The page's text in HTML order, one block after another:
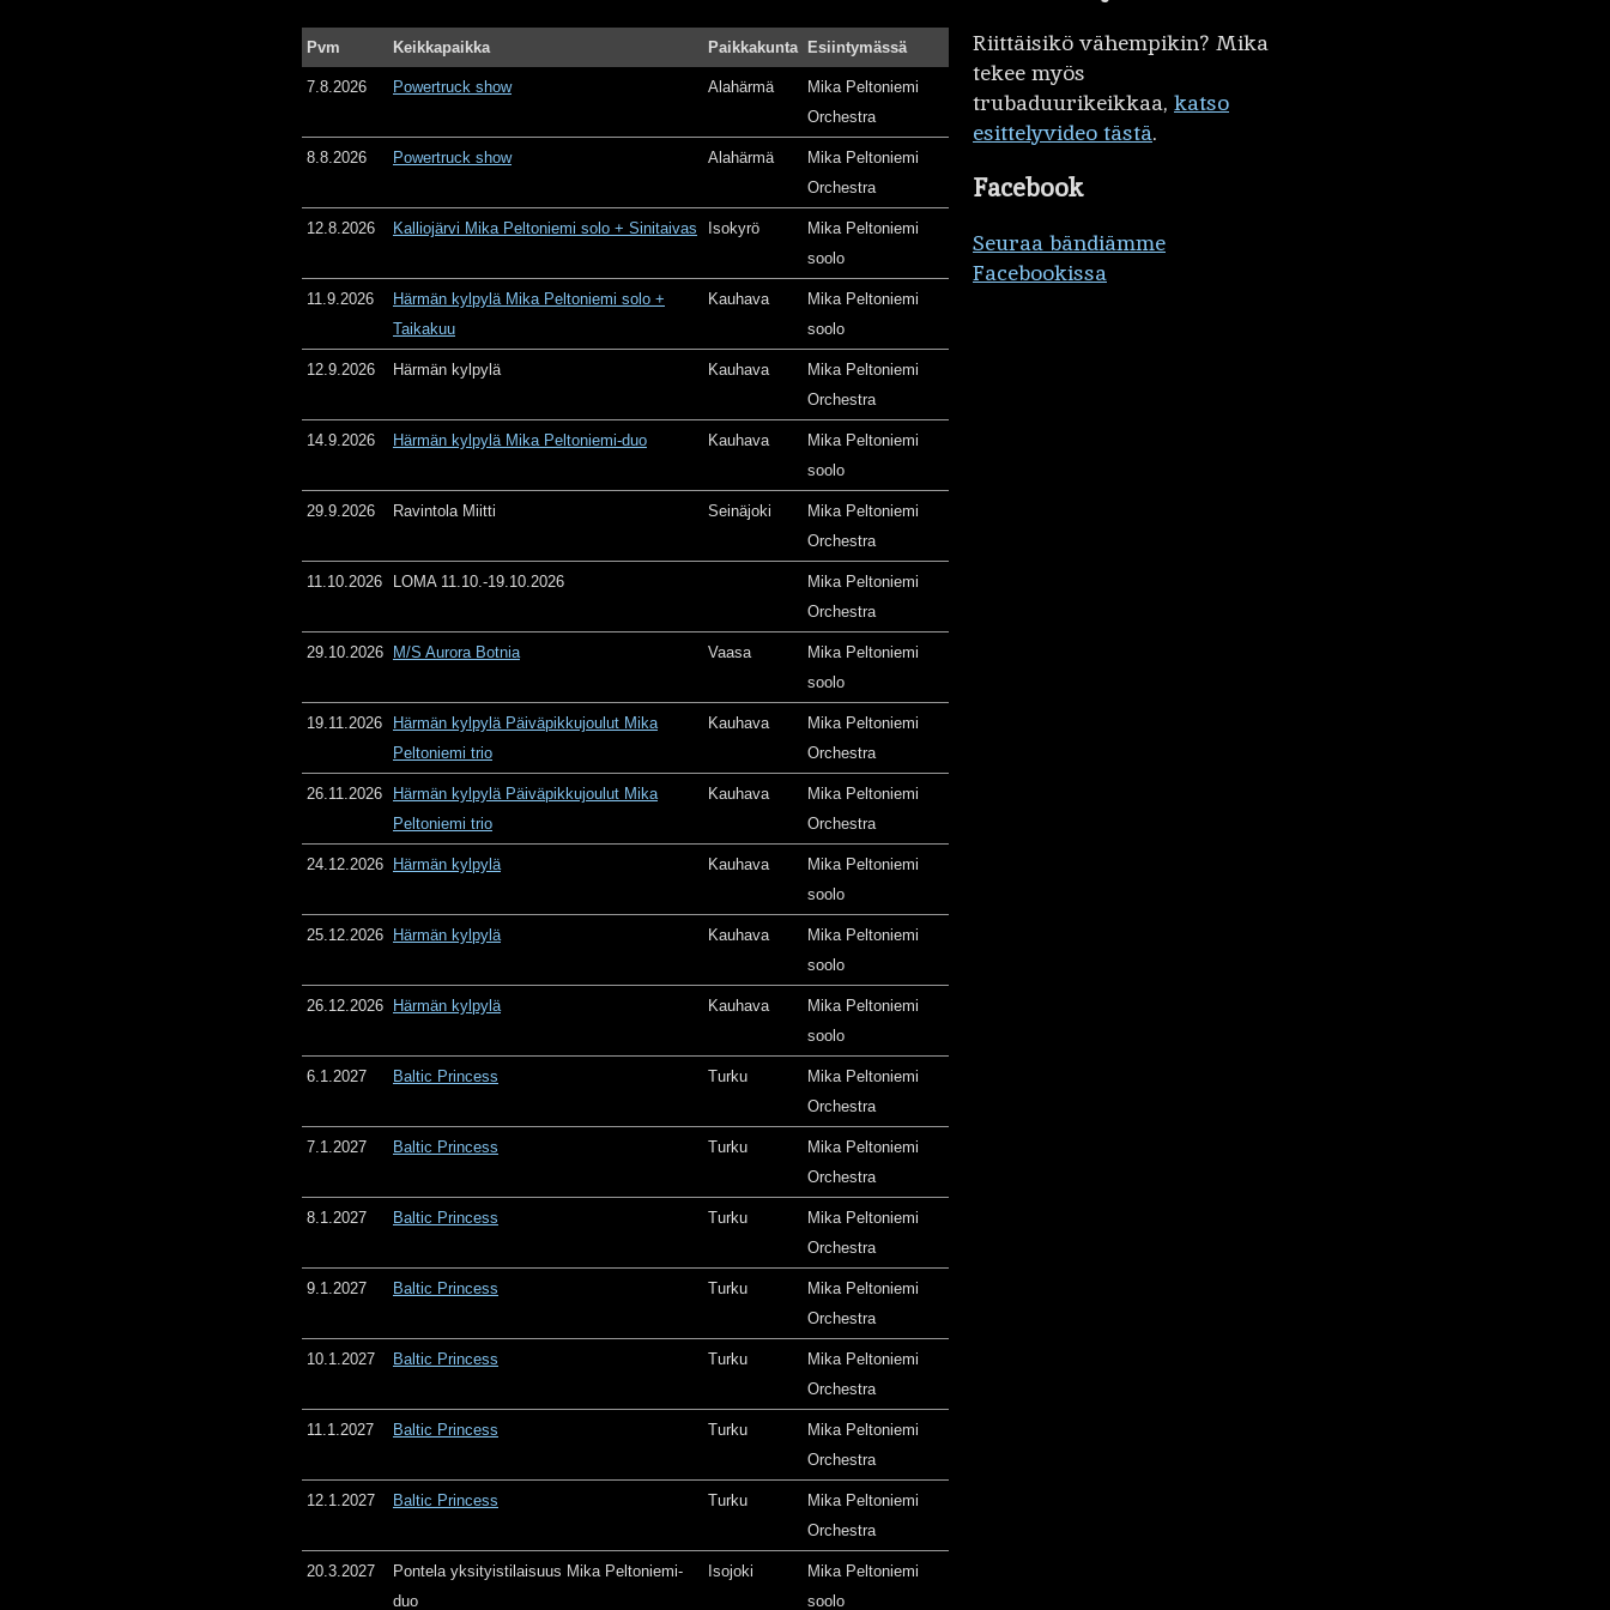
Pvm Keikkapaikka Paikkakunta Esiintymässä
7.8.2026 Powertruck show Alahärmä
Mika Peltoniemi
Orchestra
8.8.2026 Powertruck show Alahärmä
Mika Peltoniemi
Orchestra
12.8.2026 Kalliojärvi Mika Peltoniemi solo + Sinitaivas Isokyrö
Mika Peltoniemi
soolo
11.9.2026
Härmän kylpylä Mika Peltoniemi solo +
Taikakuu
Kauhava
Mika Peltoniemi
soolo
12.9.2026 Härmän kylpylä Kauhava
Mika Peltoniemi
Orchestra
14.9.2026 Härmän kylpylä Mika Peltoniemi-duo Kauhava
Mika Peltoniemi
soolo
29.9.2026 Ravintola Miitti Seinäjoki
Mika Peltoniemi
Orchestra
11.10.2026 LOMA 11.10.-19.10.2026
Mika Peltoniemi
Orchestra
29.10.2026 M/S Aurora Botnia Vaasa
Mika Peltoniemi
soolo
19.11.2026
Härmän kylpylä Päiväpikkujoulut Mika
Peltoniemi trio
Kauhava
Mika Peltoniemi
Orchestra
26.11.2026
Härmän kylpylä Päiväpikkujoulut Mika
Peltoniemi trio
Kauhava
Mika Peltoniemi
Orchestra
24.12.2026 Härmän kylpylä Kauhava
Mika Peltoniemi
soolo
25.12.2026 Härmän kylpylä Kauhava
Mika Peltoniemi
soolo
26.12.2026 Härmän kylpylä Kauhava
Mika Peltoniemi
soolo
6.1.2027 Baltic Princess Turku
Mika Peltoniemi
Orchestra
7.1.2027 Baltic Princess Turku
Mika Peltoniemi
Orchestra
8.1.2027 Baltic Princess Turku
Mika Peltoniemi
Orchestra
9.1.2027 Baltic Princess Turku
Mika Peltoniemi
Orchestra
10.1.2027 Baltic Princess Turku
Mika Peltoniemi
Orchestra
11.1.2027 Baltic Princess Turku
Mika Peltoniemi
Orchestra
12.1.2027 Baltic Princess Turku
Mika Peltoniemi
Orchestra
20.3.2027
Pontela yksityistilaisuus Mika Peltoniemi-
duo
Isojoki
Mika Peltoniemi
soolo
Riittäisikö vähempikin? Mika
tekee myös
trubaduurikeikkaa, katso
esittelyvideo tästä.
Facebook
Seuraa bändiämme
Facebookissa